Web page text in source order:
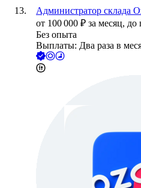
Администратор склада
от 100 000 ₽ за месяц, до
Без опыта
Выплаты: Два раза в